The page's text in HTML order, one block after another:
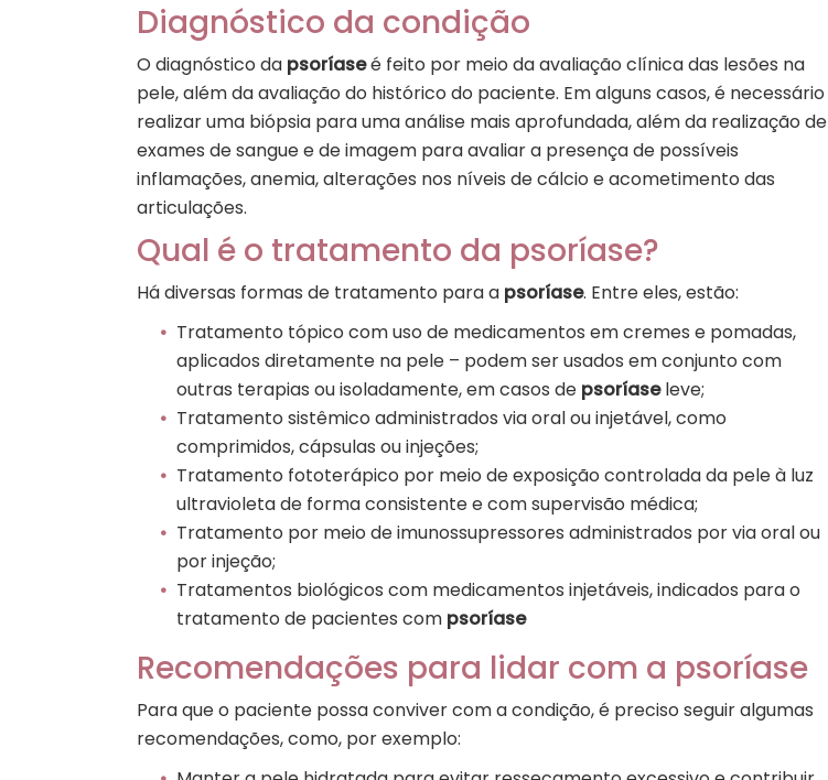
Diagnóstico da condição
O diagnóstico da psoríaseé feito por meio da avaliação clínica das lesões na
pele, além da avaliação do histórico do paciente. Em alguns casos, é necessário
realizar uma biópsia para uma análise mais aprofundada, além da realização de
exames de sangue e de imagem para avaliar a presença de possíveis
inflamações, anemia, alterações nos níveis de cálcio e acometimento das
articulações.
Qual é o tratamento da psoríase?
Há diversas formas de tratamento para a psoríase. Entre eles, estão:
Tratamento tópico com uso de medicamentos em cremes e pomadas,
aplicados diretamente na pele – podem ser usados em conjunto com
outras terapias ou isoladamente, em casos de psoríaseleve;
Tratamento sistêmico administrados via oral ou injetável, como
comprimidos, cápsulas ou injeções;
Tratamento fototerápico por meio de exposição controlada da pele à luz
ultravioleta de forma consistente e com supervisão médica;
Tratamento por meio de imunossupressores administrados por via oral ou
por injeção;
Tratamentos biológicos com medicamentos injetáveis, indicados para o
tratamento de pacientes com psoríase
Recomendações para lidar com a psoríase
Para que o paciente possa conviver com a condição, é preciso seguir algumas
recomendações, como, por exemplo: